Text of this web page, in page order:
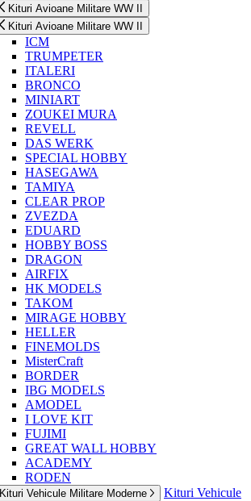
Kituri Avioane Militare WW II
Kituri Avioane Militare WW II
ICM
TRUMPETER
ITALERI
BRONCO
MINIART
ZOUKEI MURA
REVELL
DAS WERK
SPECIAL HOBBY
HASEGAWA
TAMIYA
CLEAR PROP
ZVEZDA
EDUARD
HOBBY BOSS
DRAGON
AIRFIX
HK MODELS
TAKOM
MIRAGE HOBBY
HELLER
FINEMOLDS
MisterCraft
BORDER
IBG MODELS
AMODEL
I LOVE KIT
FUJIMI
GREAT WALL HOBBY
ACADEMY
RODEN
Kituri Vehicule Militare Moderne
Kituri Vehicule